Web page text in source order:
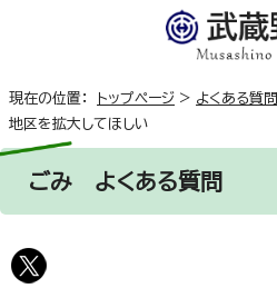
現在の位置： トップページ > よくある質問
地区を拡大してほしい
ごみ よくある質問